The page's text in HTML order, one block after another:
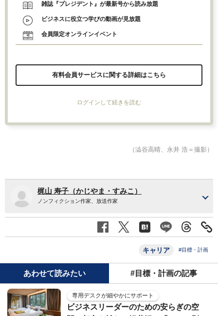
雑誌『プレジデント』が最新号から読み放題
ビジネスに役立つ学びの動画が見放題
会員限定オンラインイベント
有料会員サービスに関する詳細はこちら
ログインして続きを読む
（澁谷高晴、永井 浩＝撮影）
梶山 寿子（かじやま・すみこ）
ノンフィクション作家、放送作家
キャリア #目標・計画
あわせて読みたい #目標・計画の記事
専用デスクが細やかにサポート
ビジネスリーダーのための安らぎの空